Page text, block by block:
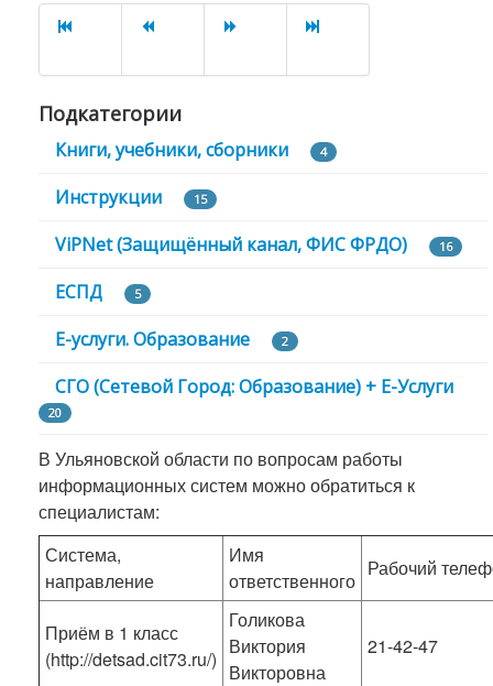
Подкатегории
Книги, учебники, сборники 4
Инструкции 15
ViPNet (Защищённый канал, ФИС ФРДО) 16
ЕСПД 5
Е-услуги. Образование 2
СГО (Сетевой Город: Образование) + E-Услуги
20
В Ульяновской области по вопросам работы
информационных систем можно обратиться к
специалистам:
Система,
направление
Имя
ответственного
Рабочий
Приём в 1 класс
(http://detsad.cit73.ru/)
Голикова
Виктория
Викторовна
21-42-47